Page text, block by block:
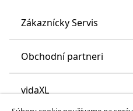
Zákaznícky Servis
Obchodní partneri
vidaXL